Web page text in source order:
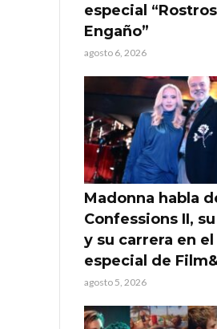
especial
Engaño”
agosto 6, 2026
Madonna habla
Confessions II,
y su carrera en
especial de
agosto 5, 2026